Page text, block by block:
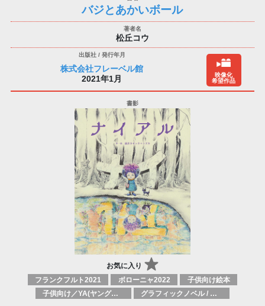
バジとあかいボール
松丘コウ
株式会社フレーベル館
2021年1月
映像化
希望作品
お気に入り
フランクフルト2021 ボローニャ2022
子供向け絵本
子供向け／YA(ヤングアダルト)向け一般：芸術&芸術家
グラフィックノベル / コミックブック / 漫画：スタイル / 伝統